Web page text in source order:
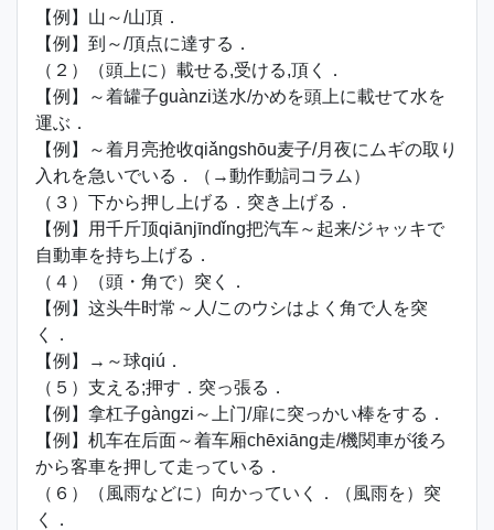
【例】山～/山頂．
【例】到～/頂点に達する．
（２）（頭上に）載せる,受ける,頂く．
【例】～着罐子guànzi送水/かめを頭上に載せて水を
運ぶ．
【例】～着月亮抢收qiǎngshōu麦子/月夜にムギの取り
入れを急いでいる．（→動作動詞コラム）
（３）下から押し上げる．突き上げる．
【例】用千斤顶qiānjīndǐng把汽车～起来/ジャッキで
自動車を持ち上げる．
（４）（頭・角で）突く．
【例】这头牛时常～人/このウシはよく角で人を突
く．
【例】→～球qiú．
（５）支える;押す．突っ張る．
【例】拿杠子gàngzi～上门/扉に突っかい棒をする．
【例】机车在后面～着车厢chēxiāng走/機関車が後ろ
から客車を押して走っている．
（６）（風雨などに）向かっていく．（風雨を）突
く．